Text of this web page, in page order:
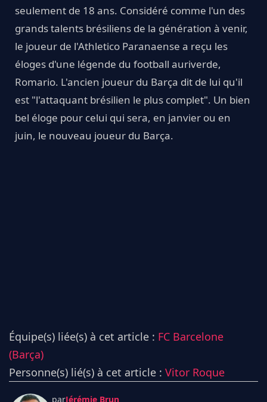
seulement de 18 ans. Considéré comme l'un des
grands talents brésiliens de la génération à venir,
le joueur de l'Athletico Paranaense a reçu les
éloges d'une légende du football auriverde,
Romario. L'ancien joueur du Barça dit de lui qu'il
est "l'attaquant brésilien le plus complet". Un bien
bel éloge pour celui qui sera, en janvier ou en
juin, le nouveau joueur du Barça.
Équipe(s) liée(s) à cet article : FC Barcelone
(Barça)
Personne(s) lié(s) à cet article : Vitor Roque
parJérémie Brun